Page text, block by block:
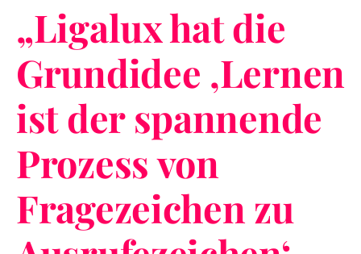
„Ligalux hat die
Grundidee ‚Lernen
ist der spannende
Prozess von
Fragezeichen zu